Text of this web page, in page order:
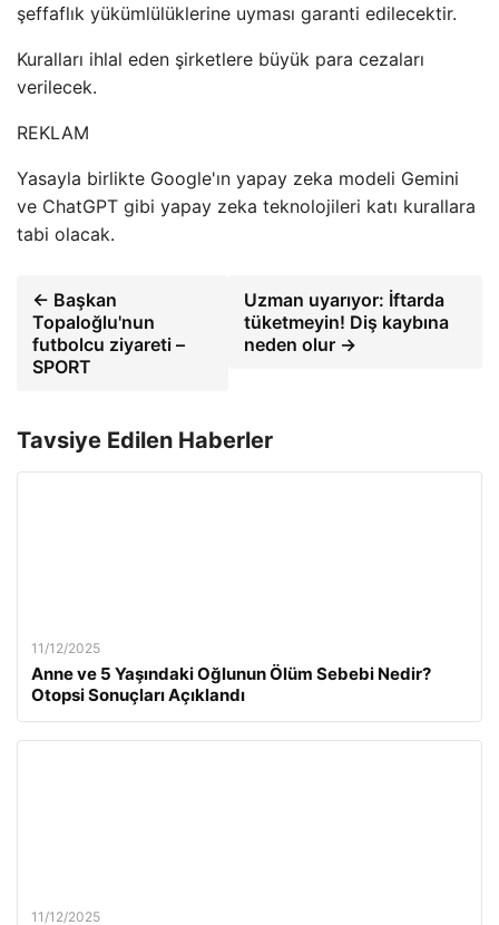
şeffaflık yükümlülüklerine uyması garanti edilecektir.
Kuralları ihlal eden şirketlere büyük para cezaları
verilecek.
REKLAM
Yasayla birlikte Google'ın yapay zeka modeli Gemini
ve ChatGPT gibi yapay zeka teknolojileri katı kurallara
tabi olacak.
← Başkan
Topaloğlu'nun
futbolcu ziyareti –
SPORT
Uzman uyarıyor: İftarda
tüketmeyin! Diş kaybına
neden olur →
Tavsiye Edilen Haberler
11/12/2025
Anne ve 5 Yaşındaki Oğlunun Ölüm Sebebi Nedir?
Otopsi Sonuçları Açıklandı
11/12/2025